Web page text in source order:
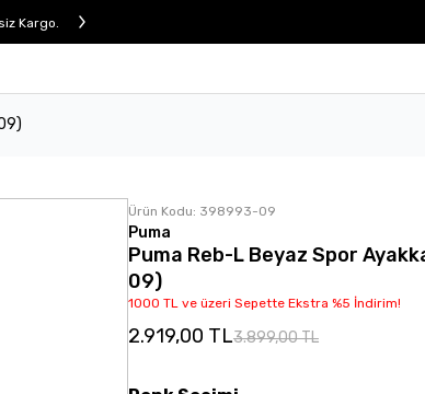
Kargo.
Ürün Kodu: 398993-09
Puma
Puma Reb-L Beyaz Spor
09)
1000 TL ve üzeri Sepette Ekstra %5 İndirim!
2.919,00 TL3.899,00 TL